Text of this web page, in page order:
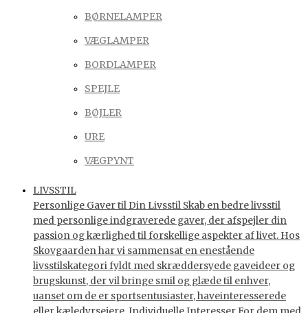
BØRNELAMPER
VÆGLAMPER
BORDLAMPER
SPEJLE
BØJLER
URE
VÆGPYNT
LIVSSTIL
Personlige Gaver til Din Livsstil Skab en bedre livsstil
med personlige indgraverede gaver, der afspejler din
passion og kærlighed til forskellige aspekter af livet. Hos
Skovgaarden har vi sammensat en enestående
livsstilskategori fyldt med skræddersyede gaveideer og
brugskunst, der vil bringe smil og glæde til enhver,
uanset om de er sportsentusiaster, haveinteresserede